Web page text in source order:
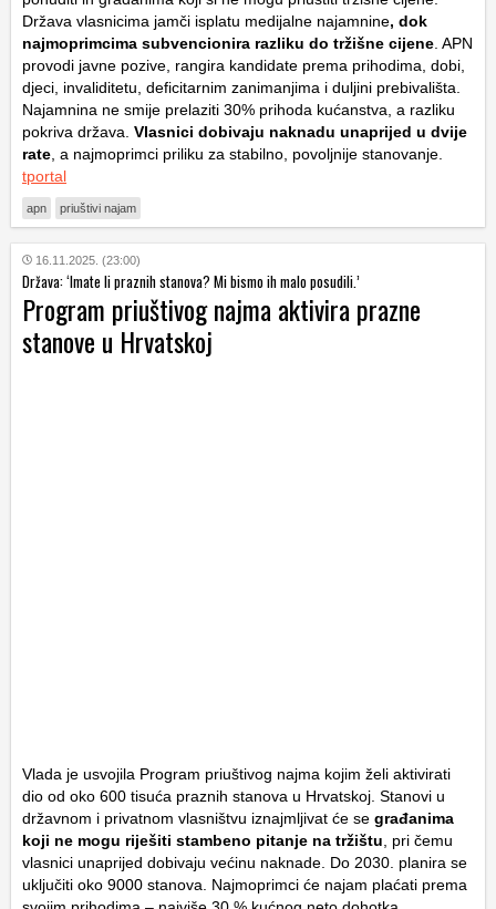
Država vlasnicima jamči isplatu medijalne najamnine, dok
najmoprimcima subvencionira razliku do tržišne cijene . APN
provodi javne pozive, rangira kandidate prema prihodima, dobi,
djeci, invaliditetu, deficitarnim zanimanjima i duljini prebivališta.
Najamnina ne smije prelaziti 30% prihoda kućanstva, a razliku
pokriva država. Vlasnici dobivaju naknadu unaprijed u dvije
rate , a najmoprimci priliku za stabilno, povoljnije stanovanje.
tportal
apn priuštivi najam
16.11.2025. (23:00)
Država: ‘Imate li praznih stanova? Mi bismo ih malo posudili.’
Program priuštivog najma aktivira prazne
stanove u Hrvatskoj
Vlada je usvojila Program priuštivog najma kojim želi aktivirati
dio od oko 600 tisuća praznih stanova u Hrvatskoj. Stanovi u
državnom i privatnom vlasništvu iznajmljivat će se građanima
koji ne mogu riješiti stambeno pitanje na tržištu , pri čemu
vlasnici unaprijed dobivaju većinu naknade. Do 2030. planira se
uključiti oko 9000 stanova. Najmoprimci će najam plaćati prema